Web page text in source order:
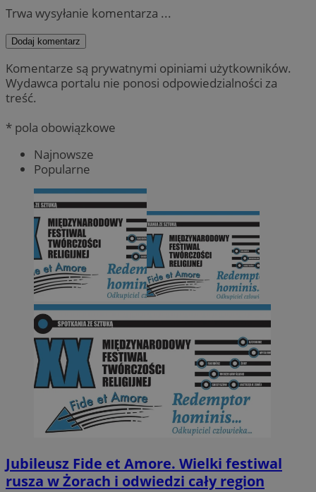
Trwa wysyłanie komentarza ...
Dodaj komentarz
Komentarze są prywatnymi opiniami użytkowników.
Wydawca portalu nie ponosi odpowiedzialności za
treść.
* pola obowiązkowe
Najnowsze
Popularne
Jubileusz Fide et Amore. Wielki festiwal
rusza w Żorach i odwiedzi cały region